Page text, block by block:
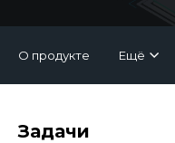
О продукте Ещё
Задачи